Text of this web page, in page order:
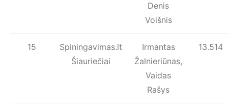
Denis
Voišnis
15
Spiningavimas.lt
Šiauriečiai
Irmantas
Žalnieriūnas,
Vaidas
Rašys
13.514